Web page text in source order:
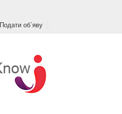
Подати об`яву